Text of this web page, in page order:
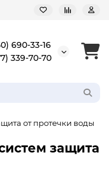
690-33-16
339-70-70
от протечки воды
защита